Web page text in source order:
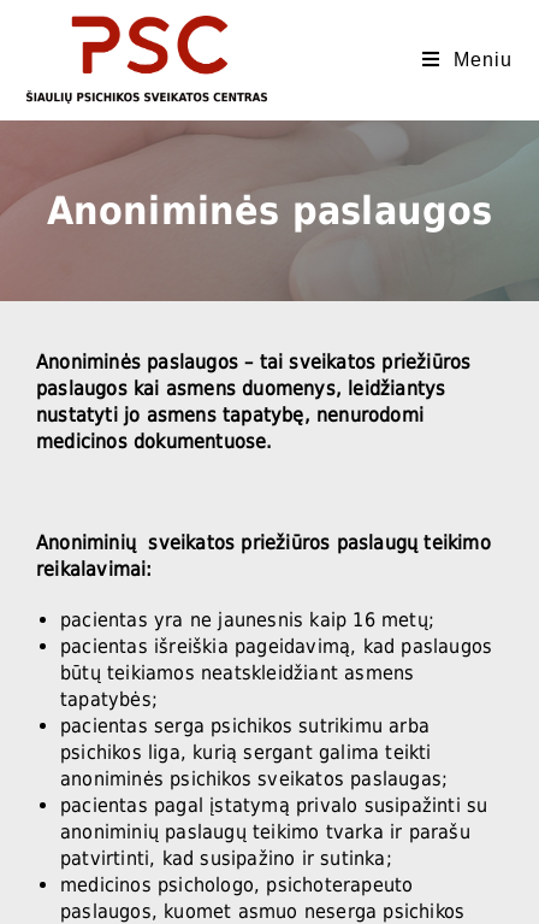
Meniu
Anoniminės paslaugos
Anoniminės paslaugos – tai sveikatos priežiūros
paslaugos kai asmens duomenys, leidžiantys
nustatyti jo asmens tapatybę, nenurodomi
medicinos dokumentuose.
Anoniminių sveikatos priežiūros paslaugų teikimo
reikalavimai:
pacientas yra ne jaunesnis kaip 16 metų;
pacientas išreiškia pageidavimą, kad paslaugos
būtų teikiamos neatskleidžiant asmens
tapatybės;
pacientas serga psichikos sutrikimu arba
psichikos liga, kurią sergant galima teikti
anoniminės psichikos sveikatos paslaugas;
pacientas pagal įstatymą privalo susipažinti su
anoniminių paslaugų teikimo tvarka ir parašu
patvirtinti, kad susipažino ir sutinka;
medicinos psichologo, psichoterapeuto
paslaugos, kuomet asmuo neserga psichikos